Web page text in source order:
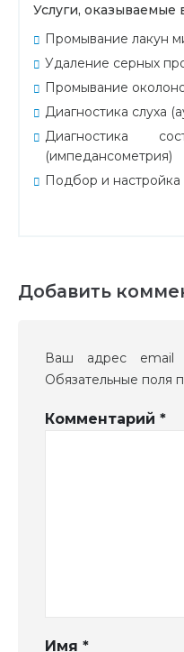
Услуги, оказываемые
Промывание лакун
Удаление серных
Промывание
Диагностика слуха
Диагностика
(импедансометрия)
Подбор и настройка
Добавить
Ваш адрес email
Обязательные поля
Комментарий *
Имя *